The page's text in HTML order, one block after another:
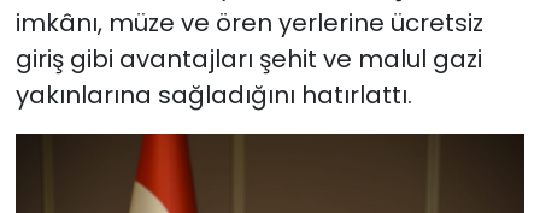
imkânı, müze ve ören yerlerine ücretsiz
giriş gibi avantajları şehit ve malul gazi
yakınlarına sağladığını hatırlattı.